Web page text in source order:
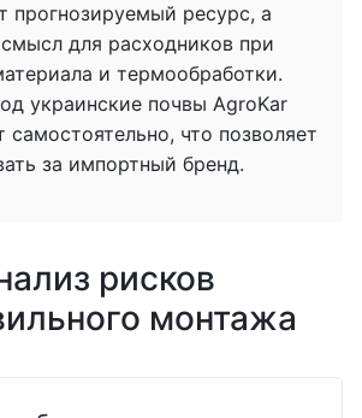
прогнозируемый ресурс, а
для расходников при
и термообработки.
украинские почвы AgroKar
самостоятельно, что позволяет
за импортный бренд.
рисков
монтажа